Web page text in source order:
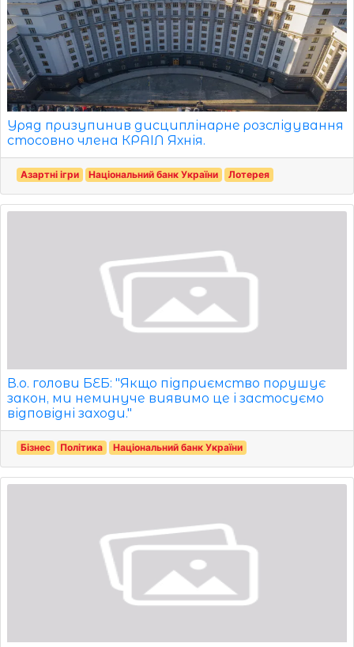
Уряд призупинив дисциплінарне розслідування
стосовно члена КРАІЛ Яхнія.
Азартні ігри Національний банк України Лотерея
В.о. голови БЕБ: "Якщо підприємство порушує
закон, ми неминуче виявимо це і застосуємо
відповідні заходи."
Бізнес Політика Національний банк України